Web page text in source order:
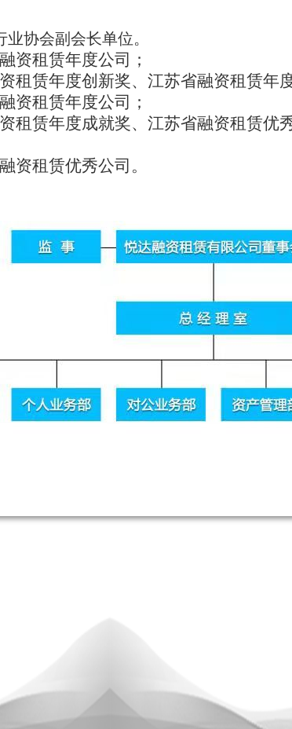
协会副会长单位。
资租赁年度公司；
租赁年度创新奖、江苏省融资租赁年
资租赁年度公司；
租赁年度成就奖、江苏省融资租赁优
资租赁优秀公司。